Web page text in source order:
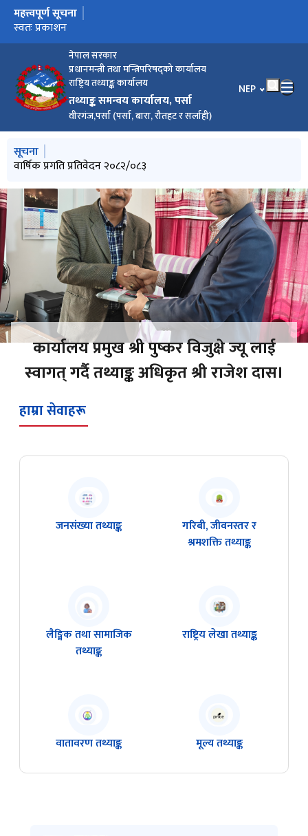
नेपाल सरकार
प्रधानमन्त्री तथा मन्त्रिपरिषद्को कार्यालय
राष्ट्रिय तथ्याङ्क कार्यालय
तथ्याङ्क समन्वय कार्यालय, पर्सा
वीरगंज,पर्सा (पर्सा, बारा, रौतहट र सर्लाही)
भाषा चयन गर्नुहोस्
NEP
मुख्य नेभिगेसनमा जानुहोस्
महत्त्वपूर्ण सूचना
वार्षिक प्रगति प्रतिवेदन २०८२/०८३
स्वतः प्रकाशन
राजदेवी नगरपालिका वस्तुगत विवरण, २०८३
सूची दर्ता गराउने सम्बन्धी सूचना।
घर भाडामा लिने सम्बन्धी सूचना
आर्थिक गणना,२०८२का सम्बन्धमा जिल्ला आर्थिक गणना कार्यालय
पर्साको अनुरोध ।
मुख्य नेभिगेसनमा जानुहोस्
सूचना
वार्षिक प्रगति प्रतिवेदन २०८२/०८३
कार्यालय प्रमुख श्री पुष्कर विजुक्षे ज्यू लाई
स्वागत् गर्दै तथ्याङ्क अधिकृत श्री राजेश दास।
हाम्रा सेवाहरू
जनसंख्या तथ्याङ्क
गरिबी, जीवनस्तर र
श्रमशक्ति तथ्याङ्क
लैङ्मिक तथा सामाजिक
तथ्याङ्क
राष्ट्रिय लेखा तथ्याङ्क
वातावरण तथ्याङ्क मूल्य तथ्याङ्क